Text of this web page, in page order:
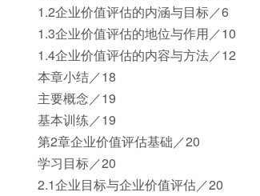
1.2企业价值评估的内涵与目标／6
1.3企业价值评估的地位与作用／10
1.4企业价值评估的内容与方法／12
本章小结／18
主要概念／19
基本训练／19
第2章企业价值评估基础／20
学习目标／20
2.1企业目标与企业价值评估／20